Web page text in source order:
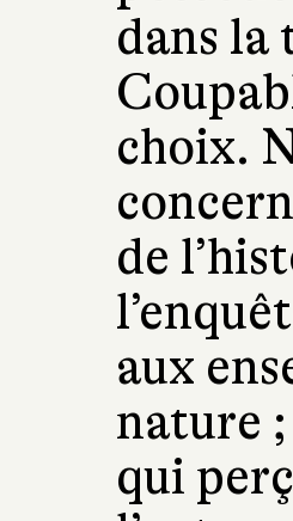
dans la
choix.
de
aux
nature
qui